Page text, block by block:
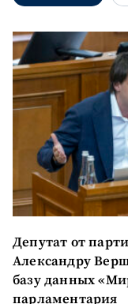
Депутат от
Александру
базу данных
парламентария
МОЯ НОВОСТЬ
+
заголовок
Ссылка
+
медиа